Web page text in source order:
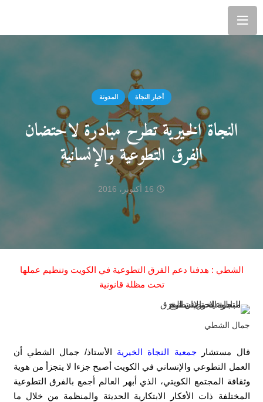
أخبار النجاة المدونة
النجاة الخيرية تطرح مبادرة لاحتضان
الفرق التطوعية والإنسانية
16 أكتوبر، 2016
الشطي : هدفنا دعم الفرق التطوعية في الكويت وتنظيم عملها
تحت مظلة قانونية
جمال الشطي
قال مستشارجمعية النجاة الخيرية الأستاذ/ جمال الشطي أن
العمل التطوعي والإنساني في الكويت أصبح جزءا لا يتجزأ من هوية
وثقافة المجتمع الكويتي، الذي أبهر العالم أجمع بالفرق التطوعية
المختلفة ذات الأفكار الابتكارية الحديثة والمنظمة من خلال ما